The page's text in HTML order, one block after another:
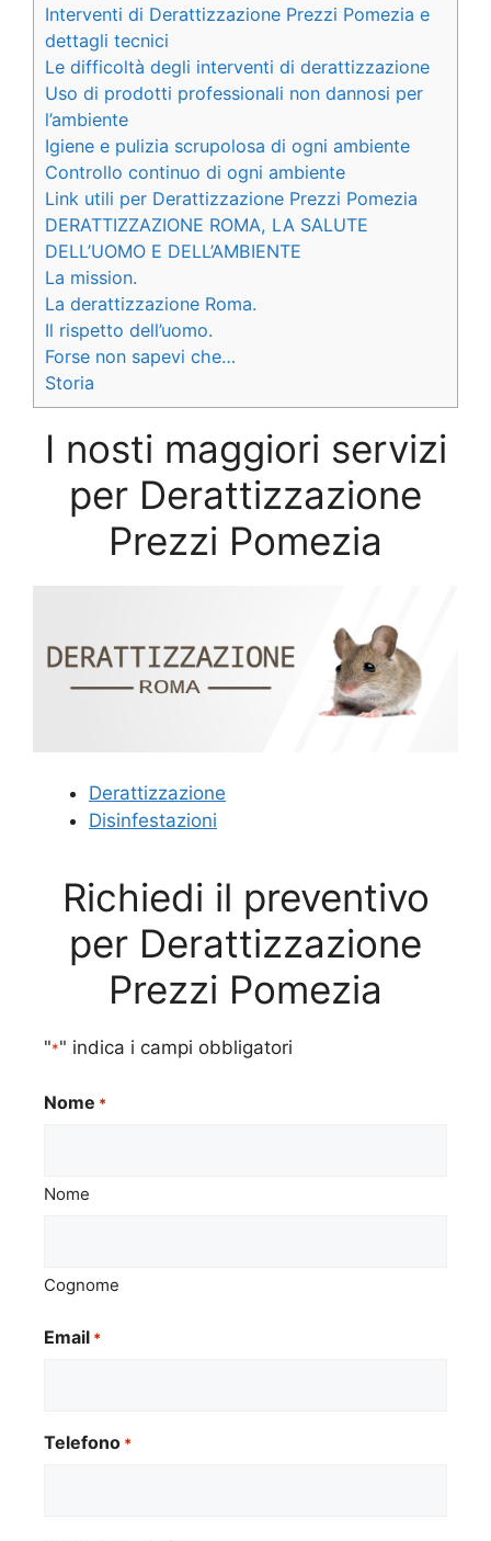
Interventi di Derattizzazione Prezzi Pomezia e
dettagli tecnici
Le difficoltà degli interventi di derattizzazione
Uso di prodotti professionali non dannosi per
l’ambiente
Igiene e pulizia scrupolosa di ogni ambiente
Controllo continuo di ogni ambiente
Link utili per Derattizzazione Prezzi Pomezia
DERATTIZZAZIONE ROMA, LA SALUTE
DELL’UOMO E DELL’AMBIENTE
La mission.
La derattizzazione Roma.
Il rispetto dell’uomo.
Forse non sapevi che…
Storia
I nosti maggiori servizi
per Derattizzazione
Prezzi Pomezia
Derattizzazione
Disinfestazioni
Richiedi il preventivo
per Derattizzazione
Prezzi Pomezia
"*" indica i campi obbligatori
Nome *
Nome
Cognome
Email *
Telefono *